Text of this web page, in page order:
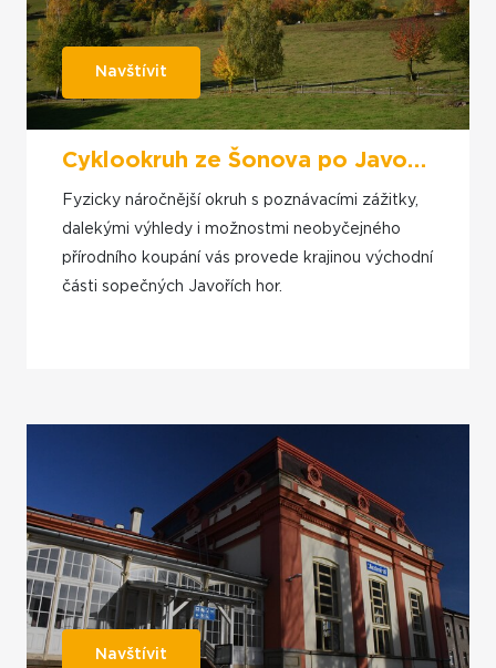
Navštívit
Cyklookruh ze Šonova po Javořích horách přes Gluszyci a Osówku
Fyzicky náročnější okruh s poznávacími zážitky,
dalekými výhledy i možnostmi neobyčejného
přírodního koupání vás provede krajinou východní
části sopečných Javořích hor.
Navštívit